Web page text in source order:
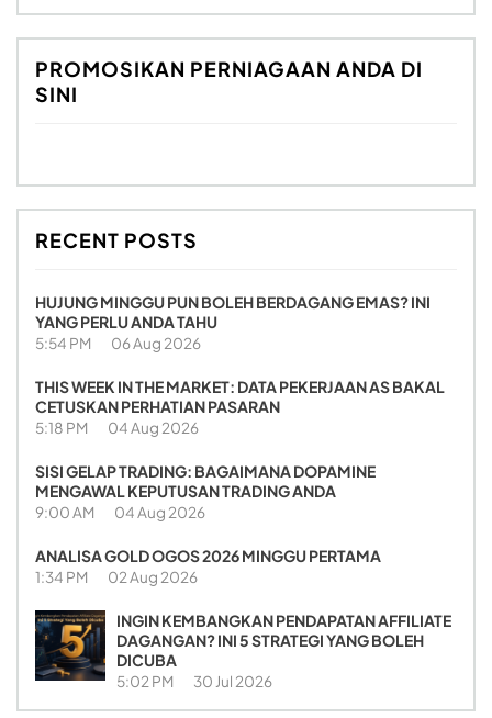
PROMOSIKAN PERNIAGAAN ANDA DI
SINI
RECENT POSTS
HUJUNG MINGGU PUN BOLEH BERDAGANG EMAS? INI
YANG PERLU ANDA TAHU
5:54 PM 06 Aug 2026
THIS WEEK IN THE MARKET: DATA PEKERJAAN AS BAKAL
CETUSKAN PERHATIAN PASARAN
5:18 PM 04 Aug 2026
SISI GELAP TRADING: BAGAIMANA DOPAMINE
MENGAWAL KEPUTUSAN TRADING ANDA
9:00 AM 04 Aug 2026
ANALISA GOLD OGOS 2026 MINGGU PERTAMA
1:34 PM 02 Aug 2026
INGIN KEMBANGKAN PENDAPATAN AFFILIATE
DAGANGAN? INI 5 STRATEGI YANG BOLEH
DICUBA
5:02 PM 30 Jul 2026